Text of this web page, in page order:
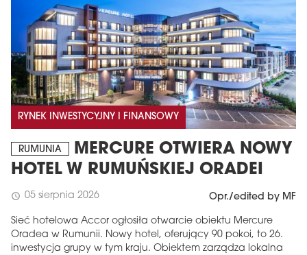
RYNEK INWESTYCYJNY I FINANSOWY
RUMUNIA
MERCURE OTWIERA NOWY
HOTEL W RUMUŃSKIEJ ORADEI
schedule 05 sierpnia 2026 Opr./edited by MF
Sieć hotelowa Accor ogłosiła otwarcie obiektu Mercure
Oradea w Rumunii. Nowy hotel, oferujący 90 pokoi, to 26.
inwestycja grupy w tym kraju. Obiektem zarządza lokalna